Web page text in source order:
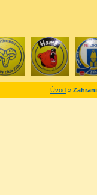
Úvod »